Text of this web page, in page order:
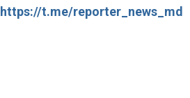
https://t.me/reporter_news_md